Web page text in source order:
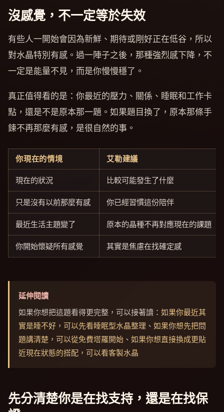
沒感覺，不一定等於失效
有些人一開始會因為新鮮、期待或剛好正在低谷，所以
對水晶特別有感。過一陣子之後，那種強烈感下降，不
一定是能量不見，而是你慢慢穩了。
真正值得看的是：你最近的壓力、關係、睡眠和工作卡
點，還是不是原本那一題。如果題目換了，原本那條手
鍊不再那麼有感，是很自然的事。
你現在的情境 艾勒建議
現在的狀況 比較可能發生了什麼
只是沒有以前那麼有感 你已經習慣這份陪伴
最近生活主題變了 原本的晶種不再對應現在的課題
你開始懷疑所有感覺 其實是焦慮在找確定感
延伸閱讀
如果你想把這題看得更完整，可以接著讀： 如果你最近其
實是睡不好，可以先看睡眠型水晶整理 、 如果你想先把問
題講清楚，可以從免費塔羅開始 、 如果你想直接換成更貼
近現在狀態的搭配，可以看客製水晶
先分清楚你是在找支持，還是在找保